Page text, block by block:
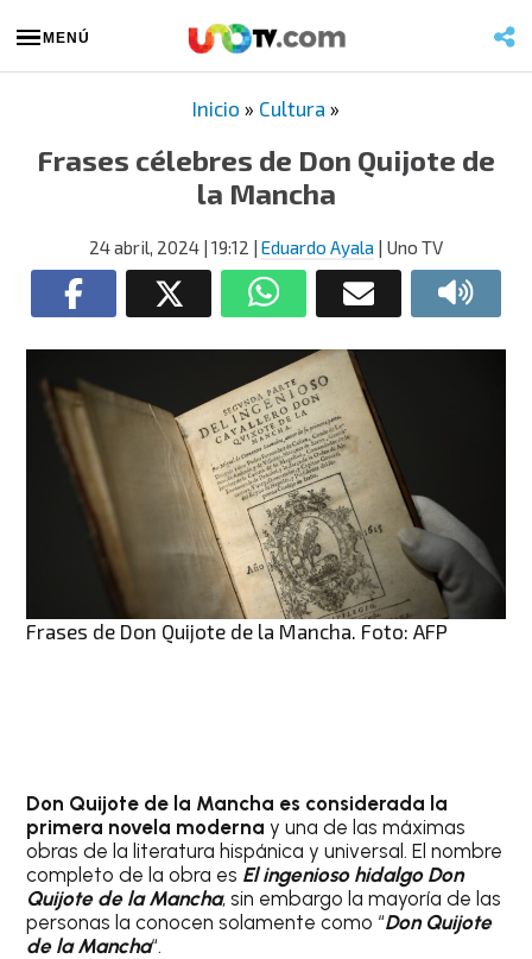
MENÚ
Inicio » Cultura »
Frases célebres de Don Quijote de
la Mancha
24 abril, 2024 | 19:12 | Eduardo Ayala | Uno TV
Frases de Don Quijote de la Mancha​. Foto: AFP
Don Quijote de la Mancha​ es considerada la
primera novela moderna y una de las máximas
obras de la literatura hispánica y universal. El nombre
completo de la obra es El ingenioso hidalgo Don
Quijote de la Mancha, sin embargo la mayoría de las
personas la conocen solamente como “Don Quijote
de la Mancha“.